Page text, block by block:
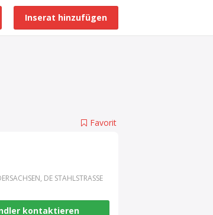
Inserat hinzufügen
Favorit
DE STAHLSTRASSE 3
kontaktieren